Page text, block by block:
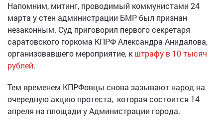
Напомним, митинг, проводимый коммунистами 24
марта у стен администрации БМР был признан
незаконным. Суд приговорил первого секретаря
саратовского горкома КПРФ Александра Анидалова,
организовавшего мероприятие, кштрафу в 10 тысяч
рублей.
Тем временем КПРФовцы снова зазывают народ на
очередную акцию протеста, которая состоится 14
апреля на площади у Администрации города.